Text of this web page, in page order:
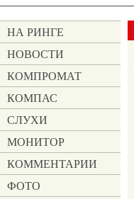
НА РИНГЕ
НОВОСТИ
КОМПРОМАТ
КОМПАС
СЛУХИ
МОНИТОР
КОММЕНТАРИИ
ФОТО